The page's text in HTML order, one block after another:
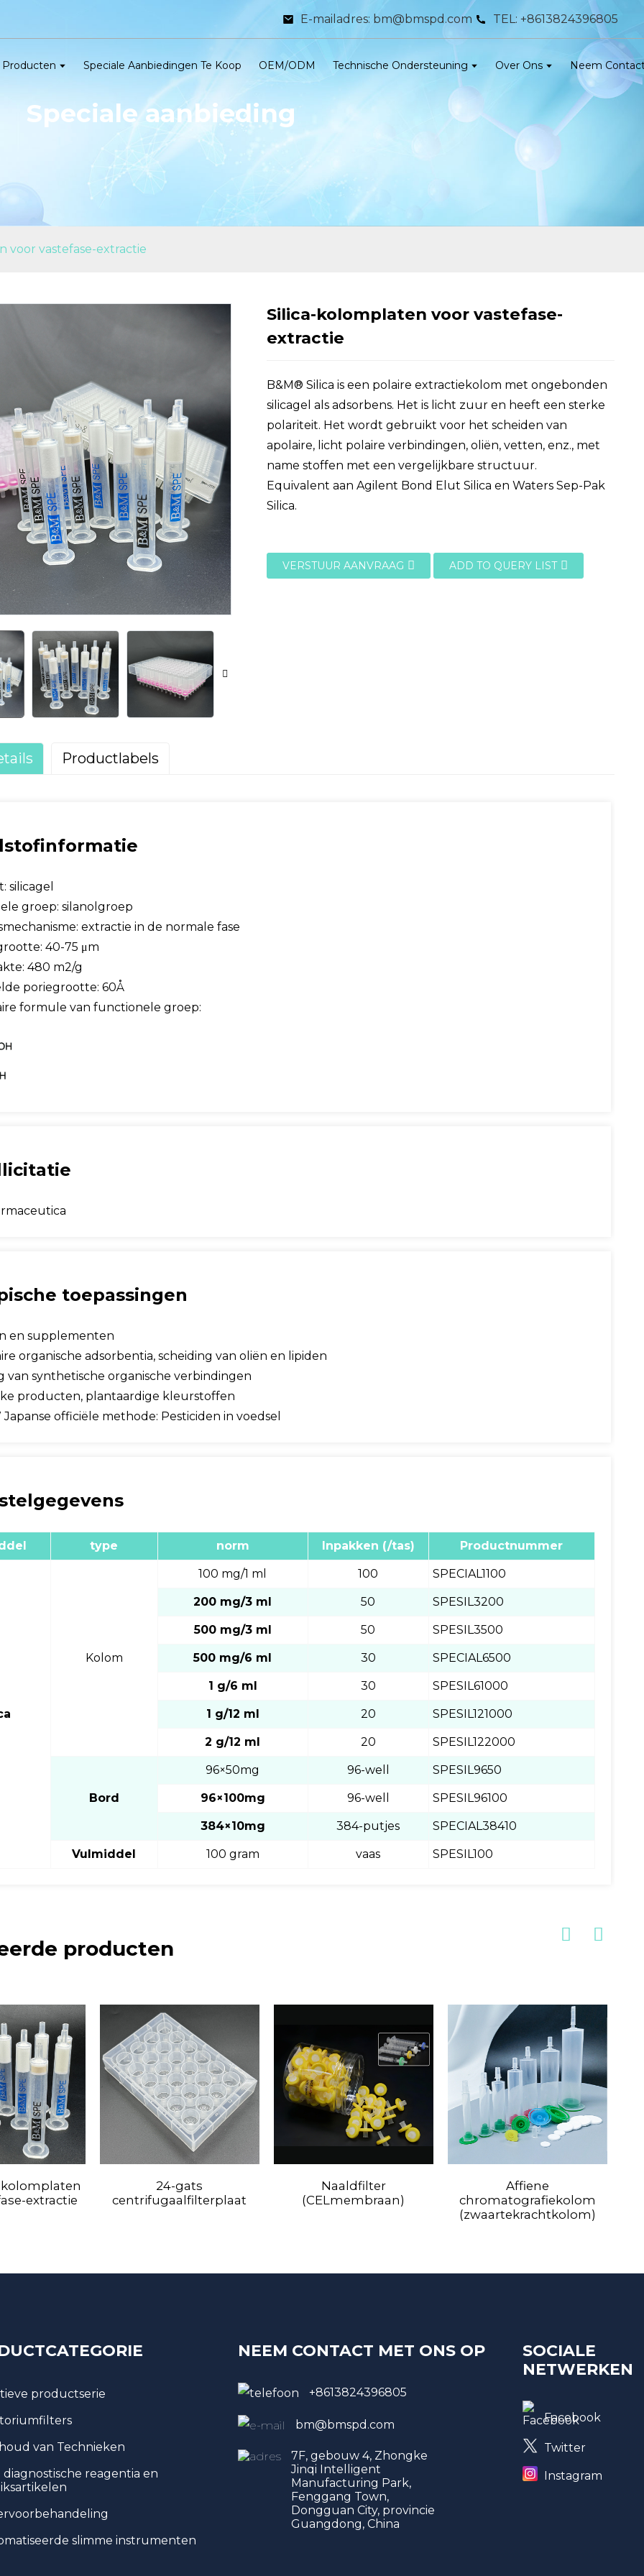
E-mailadres: bm@bmspd.com TEL: +8613824396805
Producten Speciale Aanbiedingen Te Koop OEM/ODM Technische Ondersteuning Over Ons Neem
Speciale aanbieding
voor vastefase-extractie
Silica-kolomplaten voor vastefase-
extractie
B&M® Silica is een polaire extractiekolom met ongebonden
silicagel als adsorbens. Het is licht zuur en heeft een sterke
polariteit. Het wordt gebruikt voor het scheiden van
apolaire, licht polaire verbindingen, oliën, vetten, enz., met
name stoffen met een vergelijkbare structuur.
Equivalent aan Agilent Bond Elut Silica en Waters Sep-Pak
Silica.
VERSTUUR AANVRAAG ADD TO QUERY LIST
Productlabels
silicagel
groep: silanolgroep
extractie in de normale fase
40-75 μm
480 m2/g
poriegrootte: 60Å
formule van functionele groep:
toepassingen
en supplementen
organische adsorbentia, scheiding van oliën en lipiden
van synthetische organische verbindingen
producten, plantaardige kleurstoffen
Japanse officiële methode: Pesticiden in voedsel
type norm Inpakken (/tas) Productnummer
Kolom
100 mg/1 ml 100 SPECIAL1100
200 mg/3 ml 50 SPESIL3200
500 mg/3 ml 50 SPESIL3500
500 mg/6 ml 30 SPECIAL6500
1 g/6 ml 30 SPESIL61000
1 g/12 ml 20 SPESIL121000
2 g/12 ml 20 SPESIL122000
Bord
96×50mg 96-well SPESIL9650
96×100mg 96-well SPESIL96100
384×10mg 384-putjes SPECIAL38410
Vulmiddel 100 gram vaas SPESIL100
producten
extractie
24-gats
centrifugaalfilterplaat
Naaldfilter
(CELmembraan)
Affiene
chromatografiekolom
(zwaartekrachtkolom)
productserie
van Technieken
reagentia en
slimme instrumenten
NEEM CONTACT MET ONS OP
+8613824396805
bm@bmspd.com
7F, gebouw 4, Zhongke
Jinqi Intelligent
Manufacturing Park,
Fenggang Town,
Dongguan City, provincie
Guangdong, China
SOCIALE
NETWERKEN
Facebook
Twitter
Instagram